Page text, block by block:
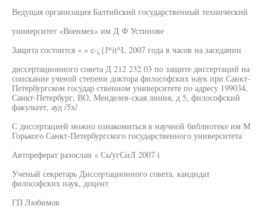
Ведущая организация Балтийский государственный технический
университет «Военмех» им Д Ф Устинове
Защита состоится « » c-¿{J*ít^L 2007 года в часов на заседании
диссертационного совета Д 212 232 03 по защите диссертаций на
соискание ученой степени доктора философских наук при Санкт-
Петербургском государ ственном университете по адресу 199034,
Санкт-Петербург, ВО, Менделев-ская линия, д 5, философский
факультет, ауд /5х/
С диссертацией можно ознакомиться в научной библиотеке им М
Горького Санкт-Петербургского государственного университета
Автореферат разослан « Сь/угСиЛ 2007 i
Ученый секретарь Диссертационного совета, кандидат
философских наук, доцент
ГП Любимов